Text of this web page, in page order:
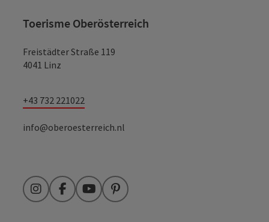
Toerisme Oberösterreich
Freistädter Straße 119
4041 Linz
+43 732 221022
info@oberoesterreich.nl
InstagramFacebookYouTubePinterest